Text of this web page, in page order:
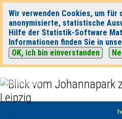
Wir verwenden Cookies, um für
anonymisierte, statistische
Hilfe der Statistik-Software
Informationen finden Sie in
OK, ich bin einverstanden